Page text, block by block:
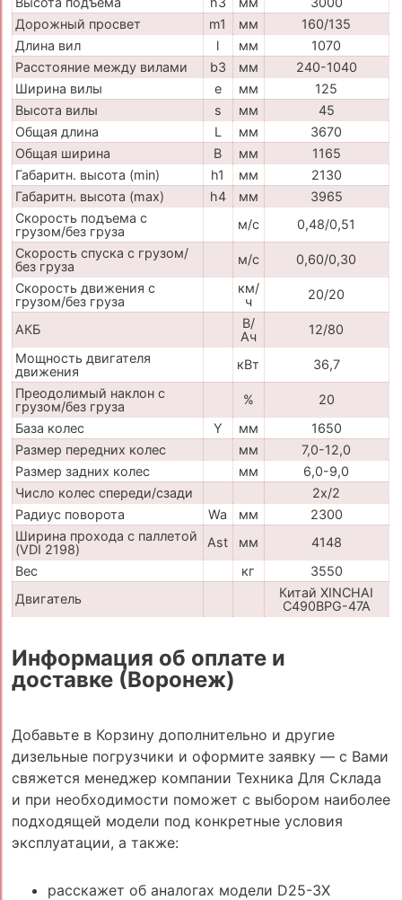
Дорожный просвет
m1 мм
160/135
Длина вил
l мм
1070
Расстояние между вилами
b3 мм
240-1040
Ширина вилы
e мм
125
Высота вилы
s мм
45
Общая длина
L мм
3670
Общая ширина
B мм
1165
Габаритн. высота (min)
h1 мм
2130
Габаритн. высота (max)
h4 мм
3965
Скорость подъема с
грузом/без груза
м/с
0,48/0,51
Скорость спуска с грузом/
без груза
м/с
0,60/0,30
Скорость движения с
грузом/без груза
км/
ч
20/20
АКБ
В/
Ач
12/80
Мощность двигателя
движения
кВт
36,7
Преодолимый наклон с
грузом/без груза
%
20
База колес
Y мм
1650
Размер передних колес
мм
7,0-12,0
Размер задних колес
мм
6,0-9,0
Число колес спереди/сзади
2x/2
Радиус поворота
Wa мм
2300
Ширина прохода с паллетой
(VDI 2198)
Ast мм
4148
Вес
кг
3550
Двигатель
Китай XINCHAI
C490BPG-47A
Информация об оплате и
доставке (Воронеж)
Добавьте в Корзину дополнительно и другие
дизельные погрузчики и оформите заявку — с Вами
свяжется менеджер компании Техника Для Склада
и при необходимости поможет с выбором наиболее
подходящей модели под конкретные условия
эксплуатации, а также:
расскажет об аналогах модели D25-3X